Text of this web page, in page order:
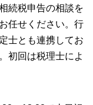
続税申告の相談を
任せください。行
士とも連携してお
初回は税理士によ